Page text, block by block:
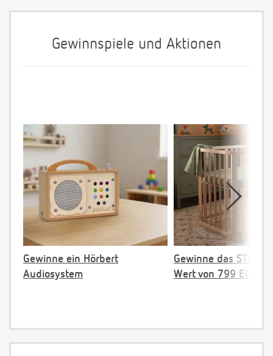
Gewinnspiele und Aktionen
Gewinne ein Hörbert
Audiosystem
Gewinne das
Wert von 799 EUR